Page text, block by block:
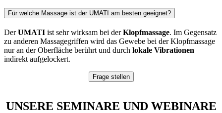
Für welche Massage ist der UMATI am besten geeignet?
DerUMATI ist sehr wirksam bei derKlopfmassage. Im Gegensatz
zu anderen Massagegriffen wird das Gewebe bei der Klopfmassage
nur an der Oberfläche berührt und durch lokale Vibrationen
indirekt aufgelockert.
Frage stellen
UNSERE SEMINARE UNDWEBINARE